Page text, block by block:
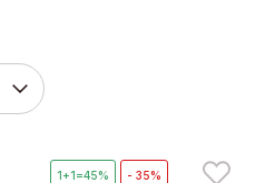
1+1=45% - 35%